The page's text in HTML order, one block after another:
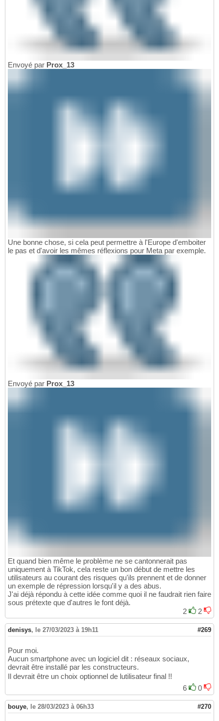
Envoyé par Prox_13
Une bonne chose, si cela peut permettre à l'Europe d'emboiter
le pas et d'avoir les mêmes réflexions pour Meta par exemple.
Envoyé par Prox_13
Et quand bien même le problème ne se cantonnerait pas
uniquement à TikTok, cela reste un bon début de mettre les
utilisateurs au courant des risques qu'ils prennent et de donner
un exemple de répression lorsqu'il y a des abus.
J'ai déjà répondu à cette idée comme quoi il ne faudrait rien faire
sous prétexte que d'autres le font déjà.
2
2
denisys, le 27/03/2023 à 19h11 #269
Pour moi.
Aucun smartphone avec un logiciel dit : réseaux sociaux,
devrait être installé par les constructeurs.
Il devrait être un choix optionnel de lutilisateur final !!
6
0
bouye, le 28/03/2023 à 06h33 #270